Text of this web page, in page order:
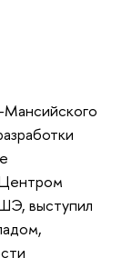
выступил